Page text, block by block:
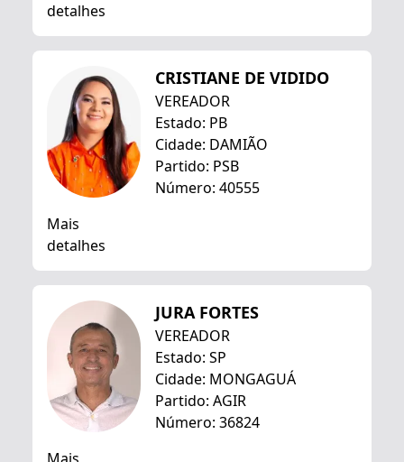
detalhes
CRISTIANE DE VIDIDO
VEREADOR
Estado: PB
Cidade: DAMIÃO
Partido: PSB
Número: 40555
Mais
detalhes
JURA FORTES
VEREADOR
Estado: SP
Cidade: MONGAGUÁ
Partido: AGIR
Número: 36824